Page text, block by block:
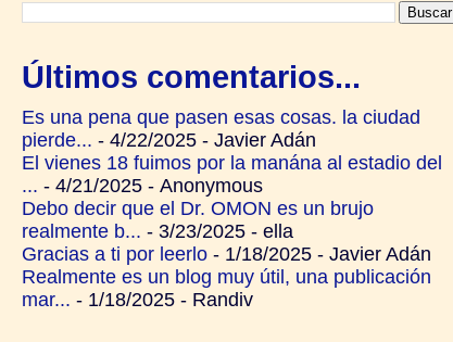
Últimos comentarios...
Es una pena que pasen esas cosas. la ciudad
pierde... - 4/22/2025 - Javier Adán
El vienes 18 fuimos por la manána al estadio del
... - 4/21/2025 - Anonymous
Debo decir que el Dr. OMON es un brujo
realmente b... - 3/23/2025 - ella
Gracias a ti por leerlo - 1/18/2025 - Javier Adán
Realmente es un blog muy útil, una publicación
mar... - 1/18/2025 - Randiv